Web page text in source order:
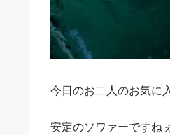
今日のお二人のお気に
安定のソワァーですね